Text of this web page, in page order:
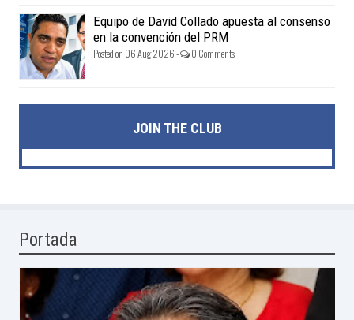
Equipo de David Collado apuesta al consenso
en la convención del PRM
Posted on 06 Aug 2026 - 0 Comments
JOIN THE CLUB
Portada